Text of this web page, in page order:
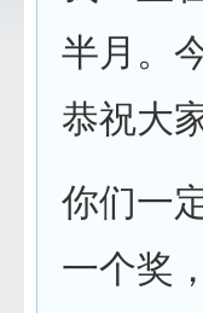
半月。
恭祝大
你们一
一个奖